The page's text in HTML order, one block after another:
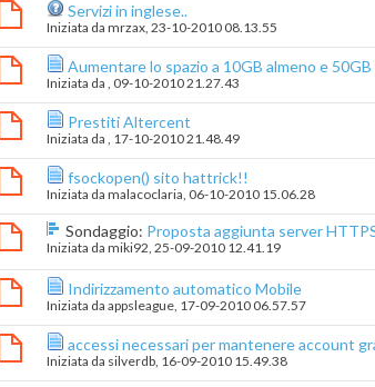
Servizi in inglese..
Iniziata da mrzax‎, 23-10-2010 08.13.55
Aumentare lo spazio a 10GB almeno e
Iniziata da ‎, 09-10-2010 21.27.43
Prestiti Altercent
Iniziata da ‎, 17-10-2010 21.48.49
fsockopen() sito hattrick!!
Iniziata da malacoclaria‎, 06-10-2010 15.06.28
Sondaggio: Proposta aggiunta server
Iniziata da miki92‎, 25-09-2010 12.41.19
Indirizzamento automatico Mobile
Iniziata da appsleague‎, 17-09-2010 06.57.57
accessi necessari per mantenere account
Iniziata da silverdb‎, 16-09-2010 15.49.38